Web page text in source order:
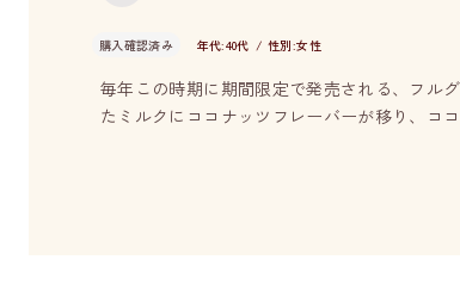
購入確認済み 年代:40代 性別:女性
毎年この時期に期間限定で発売される、フル
たミルクにココナッツフレーバーが移り、コ